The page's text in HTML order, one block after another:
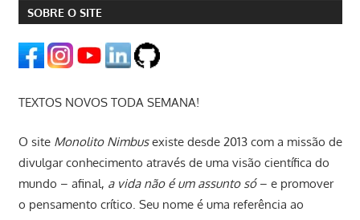
SOBRE O SITE
TEXTOS NOVOS TODA SEMANA!
O site Monolito Nimbusexiste desde 2013 com a missão de
divulgar conhecimento através de uma visão científica do
mundo – afinal, a vida não é um assunto só– e promover
o pensamento crítico. Seu nome é uma referência ao